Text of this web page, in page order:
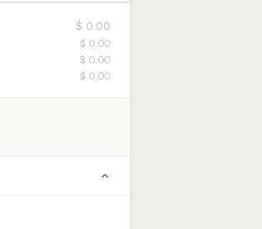
$ 0.00
$ 0.00
$ 0.00
$ 0.00